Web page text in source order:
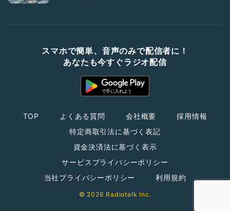
スマホで簡単、音声のみで配信者に！
あなたも今すぐラジオ配信
TOP よくある質問 会社概要
採用情報
特定商取引法に基づく表記
資金決済法に基づく表示
サービスプライバシーポリシー
当社プライバシーポリシー
利用規約
© 2026 Radiotalk Inc.